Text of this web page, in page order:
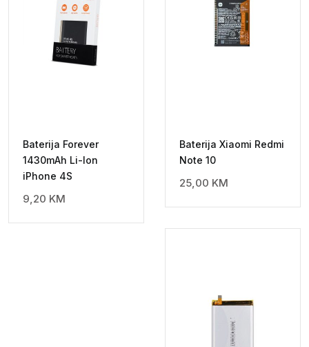
Baterija Forever
1430mAh Li-Ion
iPhone 4S
9,20 KM
Baterija Xiaomi Redmi
Note 10
25,00 KM